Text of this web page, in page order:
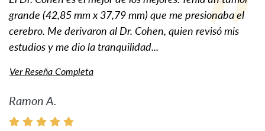
grande (42,85 mm x 37,79 mm) que me presionaba el
cerebro. Me derivaron al Dr. Cohen, quien revisó mis
estudios y me dio la tranquilidad...
Ver Reseña Completa
Ramon A.